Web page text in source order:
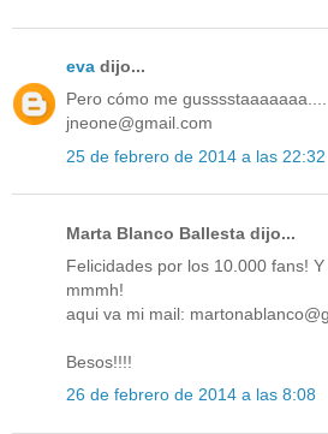
eva dijo...
Pero cómo me gusssstaaaaaaa....
jneone@gmail.com
25 de febrero de 2014 a las 22:32
Marta Blanco Ballesta dijo...
Felicidades por los 10.000 fans!
mmmh!
aqui va mi mail:
Besos!!!!
26 de febrero de 2014 a las 8:08